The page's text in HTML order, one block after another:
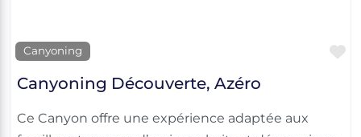
Canyoning
Canyoning Découverte, Azéro
Ce Canyon offre une expérience adaptée aux